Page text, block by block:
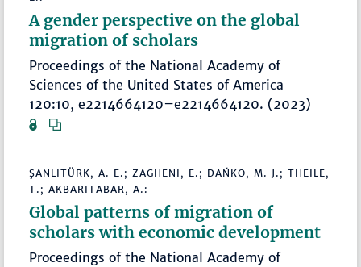
A gender perspective on the global
migration of scholars
Proceedings of the National Academy of
Sciences of the United States of America
120:10, e2214664120–e2214664120. (2023)
ŞANLITÜRK, A. E.; ZAGHENI, E.; DAŃKO, M. J.; THEILE,
T.; AKBARITABAR, A.:
Global patterns of migration of
scholars with economic development
Proceedings of the National Academy of